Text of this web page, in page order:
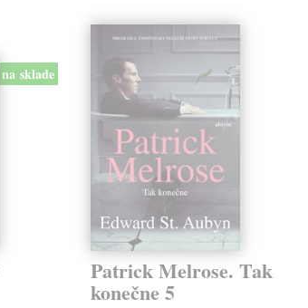
na sklade
Patrick Melrose. Tak
konečne 5